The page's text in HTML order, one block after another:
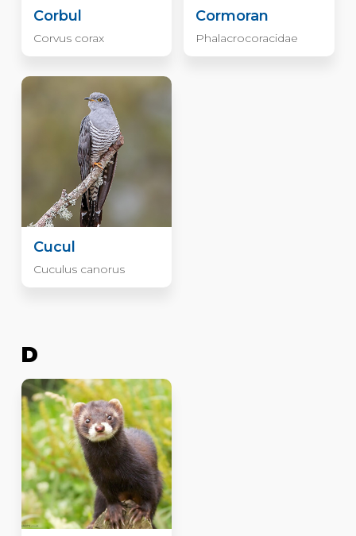
Corbul
Corvus corax
Cormoran
Phalacrocoracidae
Cucul
Cuculus canorus
D